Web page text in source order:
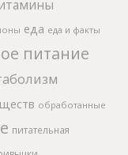
еда еда и факты
питание
обработанные
питательная